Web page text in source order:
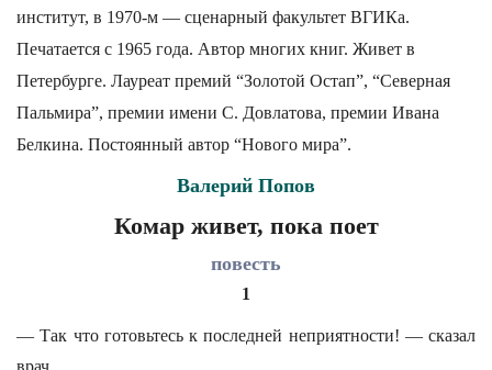
институт, в 1970-м — сценарный факультет ВГИКа.
Печатается с 1965 года. Автор многих книг. Живет в
Петербурге. Лауреат премий “Золотой Остап”, “Северная
Пальмира”, премии имени С. Довлатова, премии Ивана
Белкина. Постоянный автор “Нового мира”.
Валерий Попов
Комар живет, пока поет
повесть
1
— Так что готовьтесь к последней неприятности! — сказал
врач.